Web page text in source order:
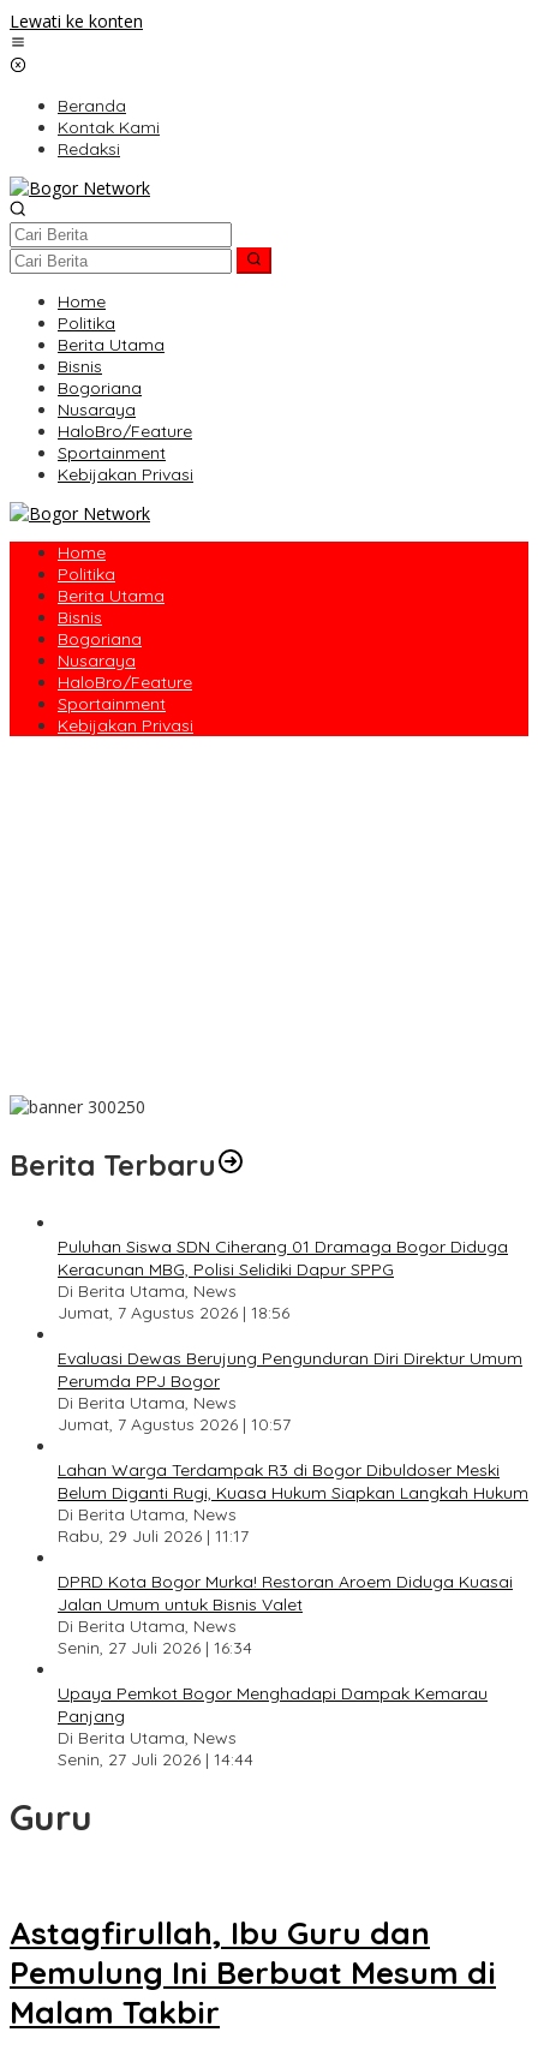
Lewati ke konten
Beranda
Kontak Kami
Redaksi
Home
Politika
Berita Utama
Bisnis
Bogoriana
Nusaraya
HaloBro/Feature
Sportainment
Kebijakan Privasi
Home
Politika
Berita Utama
Bisnis
Bogoriana
Nusaraya
HaloBro/Feature
Sportainment
Kebijakan Privasi
Berita Terbaru
Puluhan Siswa SDN Ciherang 01 Dramaga Bogor Diduga
Keracunan MBG, Polisi Selidiki Dapur SPPG
Di Berita Utama, News
Jumat, 7 Agustus 2026 | 18:56
Evaluasi Dewas Berujung Pengunduran Diri Direktur Umum
Perumda PPJ Bogor
Di Berita Utama, News
Jumat, 7 Agustus 2026 | 10:57
Lahan Warga Terdampak R3 di Bogor Dibuldoser Meski
Belum Diganti Rugi, Kuasa Hukum Siapkan Langkah Hukum
Di Berita Utama, News
Rabu, 29 Juli 2026 | 11:17
DPRD Kota Bogor Murka! Restoran Aroem Diduga Kuasai
Jalan Umum untuk Bisnis Valet
Di Berita Utama, News
Senin, 27 Juli 2026 | 16:34
Upaya Pemkot Bogor Menghadapi Dampak Kemarau
Panjang
Di Berita Utama, News
Senin, 27 Juli 2026 | 14:44
Guru
Astagfirullah, Ibu Guru dan
Pemulung Ini Berbuat Mesum di
Malam Takbir